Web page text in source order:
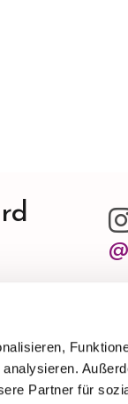
Partner für